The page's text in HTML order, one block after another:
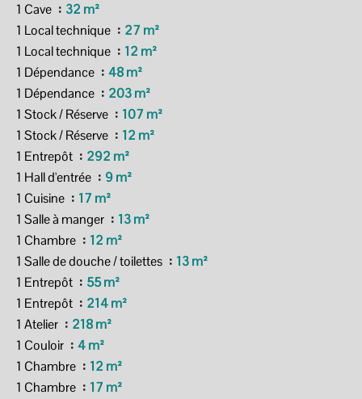
1 Cave
32 m²
1 Local technique
27 m²
1 Local technique
12 m²
1 Dépendance
48 m²
1 Dépendance
203 m²
1 Stock / Réserve
107 m²
1 Stock / Réserve
12 m²
1 Entrepôt
292 m²
1 Hall d'entrée
9 m²
1 Cuisine
17 m²
1 Salle à manger
13 m²
1 Chambre
12 m²
1 Salle de douche / toilettes
13 m²
1 Entrepôt
55 m²
1 Entrepôt
214 m²
1 Atelier
218 m²
1 Couloir
4 m²
1 Chambre
12 m²
1 Chambre
17 m²